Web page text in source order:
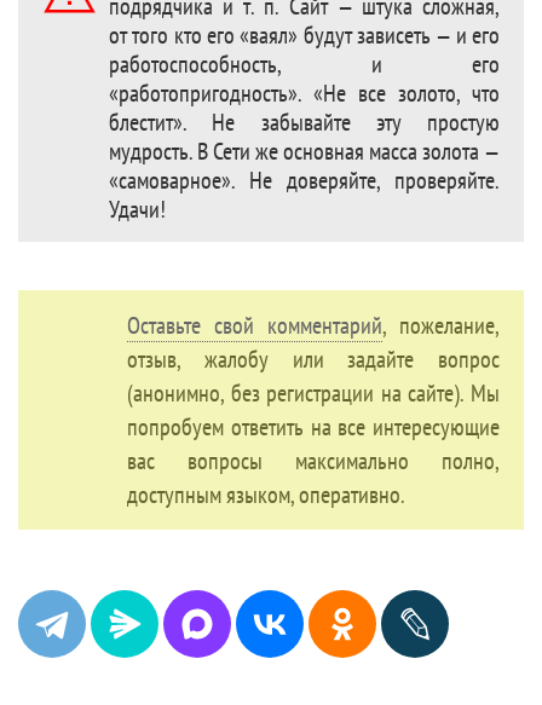
подрядчика и т. п. Сайт — штука сложная,
от того кто его «ваял» будут зависеть — и его
работоспособность, и его
«работопригодность». «Не все золото, что
блестит». Не забывайте эту простую
мудрость. В Сети же основная масса золота —
«самоварное». Не доверяйте, проверяйте.
Удачи!
Оставьте свой комментарий, пожелание,
отзыв, жалобу или задайте вопрос
(анонимно, без регистрации на сайте). Мы
попробуем ответить на все интересующие
вас вопросы максимально полно,
доступным языком, оперативно.